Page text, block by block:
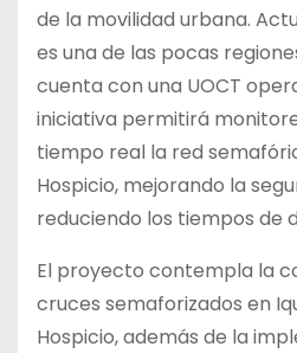
de la movilidad urbana.
es una de las pocas
cuenta con una UOCT
iniciativa permitirá
tiempo real la red
Hospicio, mejorando la
reduciendo los tiempos de
El proyecto contempla la
cruces semaforizados en
Hospicio, además de la